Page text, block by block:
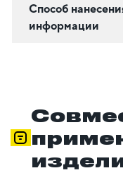
Способ
информации